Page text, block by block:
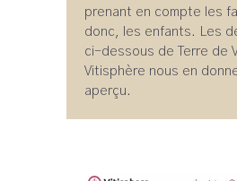
prenant en compte les
donc, les enfants. Les
ci-dessous de Terre de
Vitisphère nous en
aperçu.